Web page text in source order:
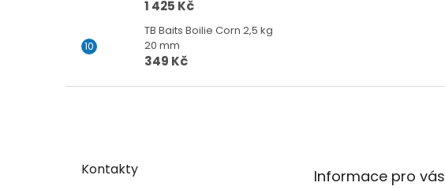
1 425 Kč
TB Baits Boilie Corn 2,5 kg
20 mm
349 Kč
Kontakty Informace pro vás